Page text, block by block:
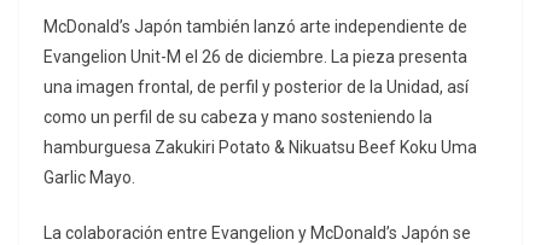
McDonald’s Japón también lanzó arte independiente de
Evangelion Unit-M el 26 de diciembre. La pieza presenta
una imagen frontal, de perfil y posterior de la Unidad, así
como un perfil de su cabeza y mano sosteniendo la
hamburguesa Zakukiri Potato & Nikuatsu Beef Koku Uma
Garlic Mayo.
La colaboración entre Evangelion y McDonald’s Japón se